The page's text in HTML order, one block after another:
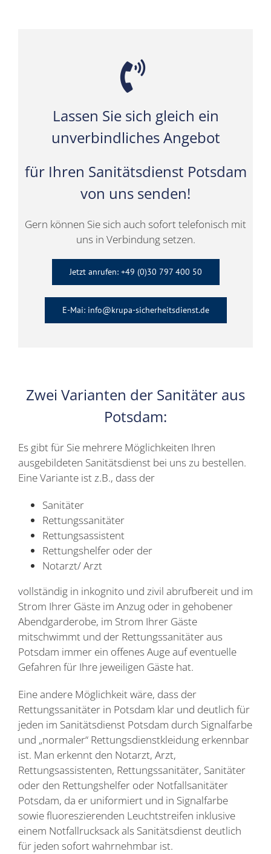
Lassen Sie sich gleich ein
unverbindliches Angebot
für Ihren Sanitätsdienst Potsdam
von uns senden!
Gern können Sie sich auch sofort telefonisch mit
uns in Verbindung setzen.
Jetzt anrufen: +49 (0)30 797 400 50
E-Mai: info@krupa-sicherheitsdienst.de
Zwei Varianten der Sanitäter aus
Potsdam:
Es gibt für Sie mehrere Möglichkeiten Ihren
ausgebildeten Sanitätsdienst bei uns zu bestellen.
Eine Variante ist z.B., dass der
Sanitäter
Rettungssanitäter
Rettungsassistent
Rettungshelfer oder der
Notarzt/ Arzt
vollständig in inkognito und zivil abrufbereit und im
Strom Ihrer Gäste im Anzug oder in gehobener
Abendgarderobe, im Strom Ihrer Gäste
mitschwimmt und der Rettungssanitäter aus
Potsdam immer ein offenes Auge auf eventuelle
Gefahren für Ihre jeweiligen Gäste hat.
Eine andere Möglichkeit wäre, dass der
Rettungssanitäter in Potsdam klar und deutlich für
jeden im Sanitätsdienst Potsdam durch Signalfarbe
und „normaler“ Rettungsdienstkleidung erkennbar
ist. Man erkennt den Notarzt, Arzt,
Rettungsassistenten, Rettungssanitäter, Sanitäter
oder den Rettungshelfer oder Notfallsanitäter
Potsdam, da er uniformiert und in Signalfarbe
sowie fluoreszierenden Leuchtstreifen inklusive
einem Notfallrucksack als Sanitätsdienst deutlich
für jeden sofort wahrnehmbar ist.